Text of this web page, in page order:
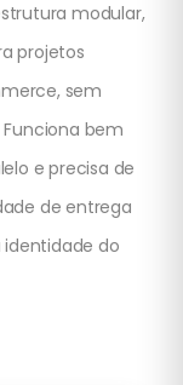
modular,
projetos
sem
bem
e precisa de
de entrega
do